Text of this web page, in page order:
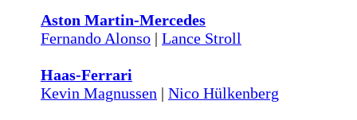
Aston Martin-Mercedes
Fernando Alonso | Lance Stroll
Haas-Ferrari
Kevin Magnussen | Nico Hülkenberg